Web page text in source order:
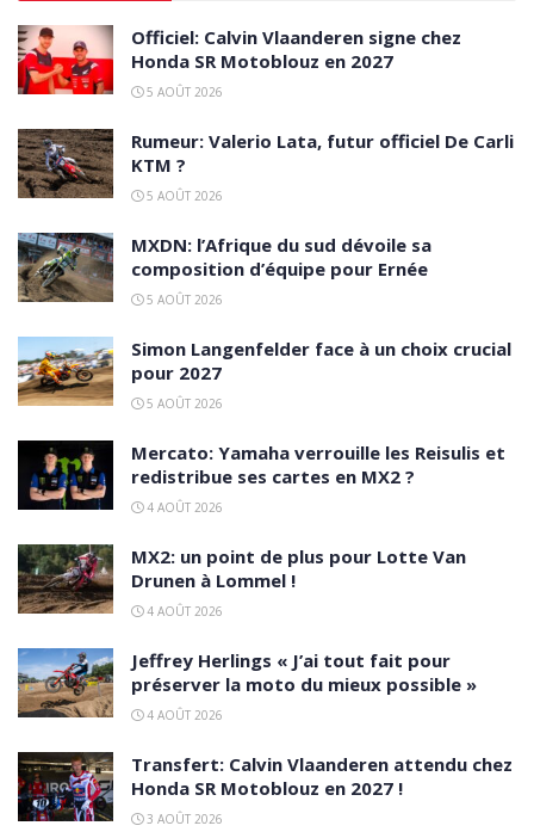
Officiel: Calvin Vlaanderen signe chez
Honda SR Motoblouz en 2027
5 AOÛT 2026
Rumeur: Valerio Lata, futur officiel De Carli
KTM ?
5 AOÛT 2026
MXDN: l’Afrique du sud dévoile sa
composition d’équipe pour Ernée
5 AOÛT 2026
Simon Langenfelder face à un choix crucial
pour 2027
5 AOÛT 2026
Mercato: Yamaha verrouille les Reisulis et
redistribue ses cartes en MX2 ?
4 AOÛT 2026
MX2: un point de plus pour Lotte Van
Drunen à Lommel !
4 AOÛT 2026
Jeffrey Herlings « J’ai tout fait pour
préserver la moto du mieux possible »
4 AOÛT 2026
Transfert: Calvin Vlaanderen attendu chez
Honda SR Motoblouz en 2027 !
3 AOÛT 2026